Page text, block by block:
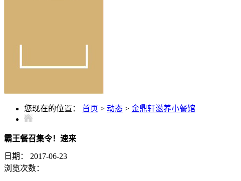
您现在的位置： 首页 > 动态 > 金鼎轩滋养小餐馆
霸王餐召集令！速来
日期：
2017-06-23
浏览次数：